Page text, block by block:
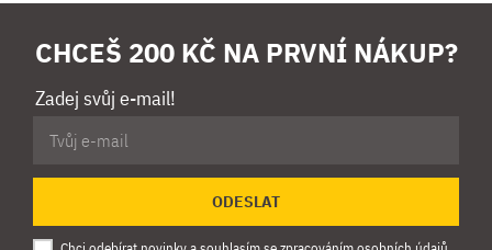
CHCEŠ 200 KČ NA PRVNÍ NÁKUP?
Zadej svůj e-mail!
ODESLAT